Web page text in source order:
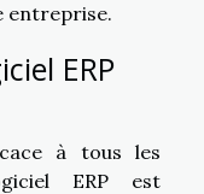
entreprise.
ERP
à tous les
ERP est